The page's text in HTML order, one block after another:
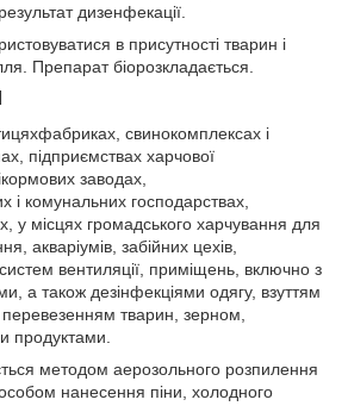
дизенфекації.
в присутності тварин і
Препарат біорозкладається.
свинокомплексах і
підприємствах харчової
заводах,
і комунальних господарствах,
у місцях громадського харчування для
акваріумів, забійних цехів,
вентиляції, приміщень, включно з
а також дезінфекціями одягу, взуттям
тварин, зерном,
продуктами.
методом аерозольного розпилення
нанесення піни, холодного